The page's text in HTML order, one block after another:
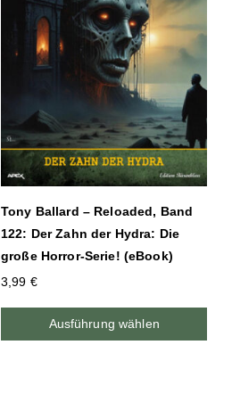
Tony Ballard – Reloaded, Band
122: Der Zahn der Hydra: Die
große Horror-Serie! (eBook)
3,99 €
Ausführung wählen